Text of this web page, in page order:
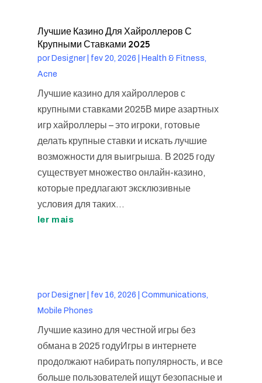
Лучшие Казино Для Хайроллеров С
Крупными Ставками 2025
porDesigner| fev 20, 2026
Health & Fitness,
Acne
Лучшие казино для хайроллеров с
крупными ставками 2025В мире азартных
игр хайроллеры – это игроки, готовые
делать крупные ставки и искать лучшие
возможности для выигрыша. В 2025 году
существует множество онлайн-казино,
которые предлагают эксклюзивные
условия для таких...
ler mais
por Designer| fev 16, 2026
Communications,
Mobile Phones
Лучшие казино для честной игры без
обмана в 2025 годуИгры в интернете
продолжают набирать популярность, и все
больше пользователей ищут безопасные и